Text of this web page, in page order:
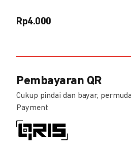
Rp4.000
Pembayaran QR
Cukup pindai dan bayar,
Payment